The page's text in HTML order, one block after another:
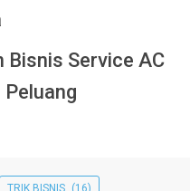
Bisnis Service AC
TRIK BISNIS (16)